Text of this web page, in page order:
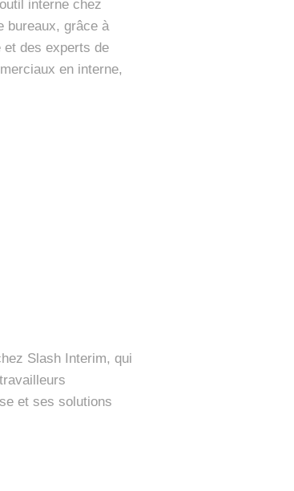
interne chez
bureaux, grâce à
et des experts de
en interne,
Slash Interim, qui
et ses solutions